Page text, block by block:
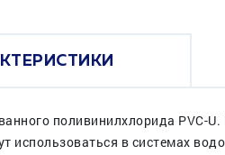
поливинилхлорида
использоваться в системах